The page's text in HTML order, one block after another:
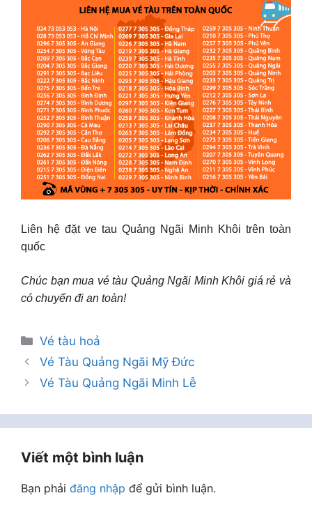
Liên hệ đặt ve tau Quảng Ngãi Minh Khôi trên toàn
quốc
Chúc bạn mua vé tàu Quảng Ngãi Minh Khôi giá rẻ và
có chuyến đi an toàn!
Danh
mục
Vé tàu hoả
Vé Tàu Quảng Ngãi Mỹ Đức
Vé Tàu Quảng Ngãi Minh Lễ
Viết một bình luận
Bạn phải đăng nhập để gửi bình luận.